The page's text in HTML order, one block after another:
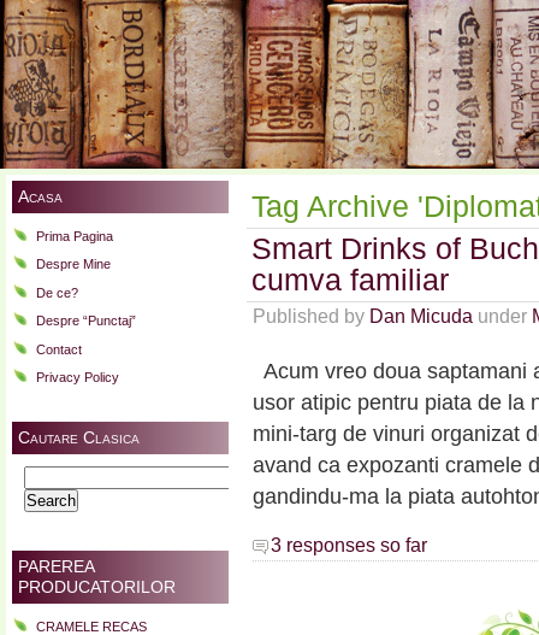
Acasa
Prima Pagina
Despre Mine
De ce?
Despre “Punctaj”
Contact
Privacy Policy
Cautare Clasica
for:
PAREREA
PRODUCATORILOR
CRAMELE RECAS
Tag Archive
Smart Drinks of
cumva familiar
Published by Dan Micuda under
Acum vreo doua saptamani
usor atipic pentru piata de la
mini-targ de vinuri organizat
avand ca expozanti cramele
gandindu-ma la piata
3 responses so far